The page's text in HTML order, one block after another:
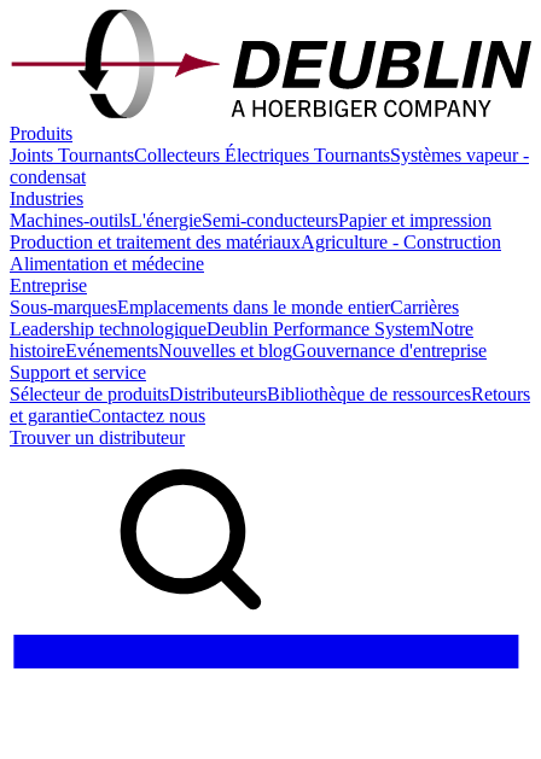
Produits
Joints TournantsCollecteurs Électriques TournantsSystèmes vapeur -
condensat
Industries
Machines-outilsL'énergieSemi-conducteursPapier et impression
Production et traitement des matériauxAgriculture - Construction
Alimentation et médecine
Entreprise
Sous-marquesEmplacements dans le monde entierCarrières
Leadership technologiqueDeublin Performance SystemNotre
histoireEvénementsNouvelles et blogGouvernance d'entreprise
Support et service
Sélecteur de produitsDistributeursBibliothèque de ressourcesRetours
et garantieContactez nous
Trouver un distributeur